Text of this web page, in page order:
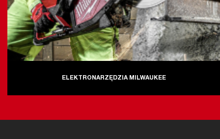
ELEKTRONARZĘDZIA MILWAUKEE